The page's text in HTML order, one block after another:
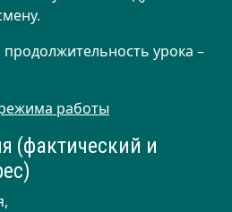
урока –
работы
(фактический и